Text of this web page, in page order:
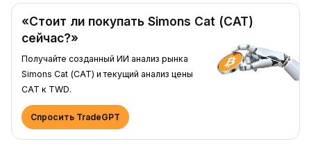
«Стоит ли покупать Simons Cat (CAT)
сейчас?»
Получайте созданный ИИ анализ рынка
Simons Cat (CAT) и текущий анализ цены
CAT к TWD.
Спросить TradeGPT